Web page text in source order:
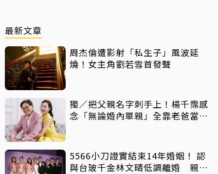
最新文章
周杰倫遭影射「私生子」風波延
燒！女主角劉若雪首發聲
獨／把父親名字刺手上！楊千霈感
念「無論婚內單親」全靠老爸當後
5566小刀證實結束14年婚姻！ 認
與台玻千金林文晴低調離婚 親發